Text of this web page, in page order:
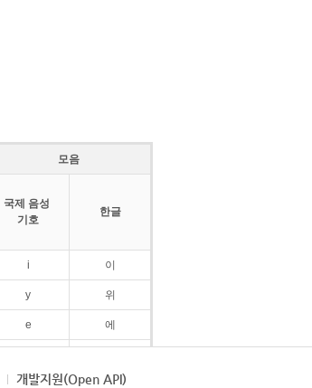
모음
국제 음성
기호
한글
i 이
y 위
e 에
ɛ 에
개발지원(Open API)